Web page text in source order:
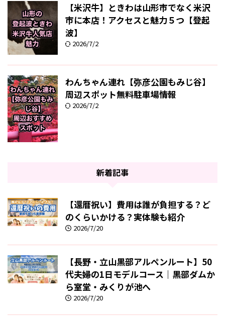
【米沢牛】ときわは山形市でなく米沢
市に本店！アクセスと魅力５つ【登起
波】
2026/7/2
わんちゃん連れ【弥彦公園もみじ谷】
周辺スポット無料駐車場情報
2026/7/2
新着記事
【還暦祝い】費用は誰が負担する？ど
のくらいかける？実体験も紹介
2026/7/20
【長野・立山黒部アルペンルート】50
代夫婦の1日モデルコース｜黒部ダムか
ら室堂・みくりが池へ
2026/7/20